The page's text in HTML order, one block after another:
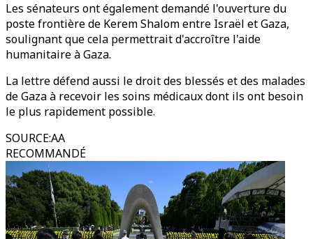
Les sénateurs ont également demandé l'ouverture du
poste frontière de Kerem Shalom entre Israël et Gaza,
soulignant que cela permettrait d'accroître l'aide
humanitaire à Gaza.
La lettre défend aussi le droit des blessés et des malades
de Gaza à recevoir les soins médicaux dont ils ont besoin
le plus rapidement possible.
SOURCE:AA
RECOMMANDÉ